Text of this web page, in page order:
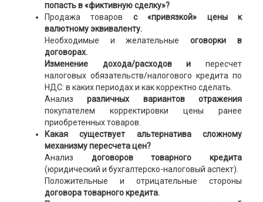
попасть в «фиктивную сделку»?
Продажа товаров с «привязкой» цены к
валютному эквиваленту.
Необходимые и желательныеоговорки в
договорах.
Изменение дохода/расходов ипересчет
налоговых обязательств/налогового кредита по
НДС: в каких периодах и как корректно сделать.
Анализразличных вариантов отражения
покупателем корректировки цены ранее
приобретенных товаров.
Какая существует альтернатива сложному
механизму пересчета цен?
Анализ договоров товарного кредита
(юридический и бухгалтерско-налоговый аспект).
Положительные и отрицательные стороны
договора товарного кредита.